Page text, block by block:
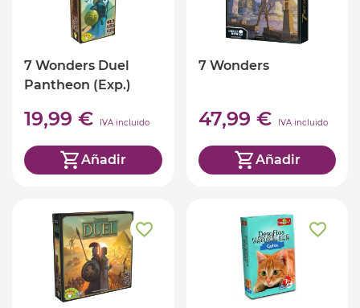
7 Wonders Duel
Pantheon (Exp.)
19,99 € IVA incluido
Añadir
7 Wonders
47,99 € IVA incluido
Añadir